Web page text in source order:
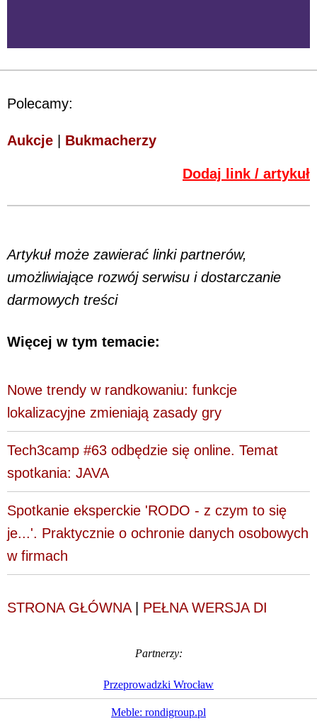
Polecamy:
Aukcje Bukmacherzy
Dodaj link / artykuł
Artykuł może zawierać linki partnerów,
umożliwiające rozwój serwisu i dostarczanie
darmowych treści
Więcej w tym temacie:
Nowe trendy w randkowaniu: funkcje
lokalizacyjne zmieniają zasady gry
Tech3camp #63 odbędzie się online. Temat
spotkania: JAVA
Spotkanie eksperckie 'RODO - z czym to się
je...'. Praktycznie o ochronie danych osobowych
w firmach
STRONA GŁÓWNA| PEŁNA WERSJA DI
Partnerzy:
Przeprowadzki Wrocław
Meble: rondigroup.pl